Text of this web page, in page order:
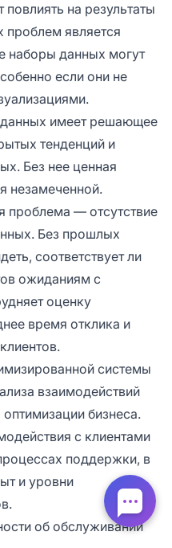
на результаты
проблем является
наборы данных могут
если они не
имеет решающее
тенденций и
Без нее ценная
незамеченной.
проблема — отсутствие
Без прошлых
соответствует ли
ожиданиям с
оценку
время отклика и
системы
взаимодействий
бизнеса.
с клиентами
поддержки, в
и уровни
об обслуживании